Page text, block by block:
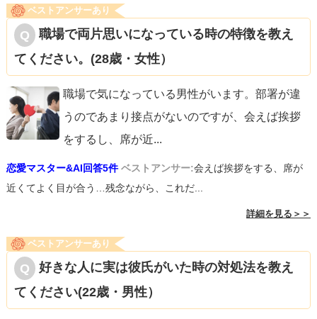
ベストアンサーあり
職場で両片思いになっている時の特徴を教え
てください。(28歳・女性）
職場で気になっている男性がいます。部署が違
うのであまり接点がないのですが、会えば挨拶
をするし、席が近...
恋愛マスター&AI回答5件 ベストアンサー:会えば挨拶をする、席が
近くてよく目が合う…残念ながら、これだ...
詳細を見る＞＞
ベストアンサーあり
好きな人に実は彼氏がいた時の対処法を教え
てください(22歳・男性）